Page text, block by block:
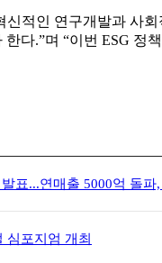
적인 연구개발과 사
다.”며 “이번 ESG 정
표...연매출 5000억 돌파
심포지엄 개최